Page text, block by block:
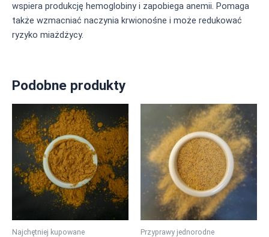
wspiera produkcję hemoglobiny i zapobiega anemii. Pomaga
także wzmacniać naczynia krwionośne i może redukować
ryzyko miażdżycy.
Podobne produkty
Najchętniej kupowane
Zakres
cen:
od
3,10 zł
do
11,20 zł
produkt
ma
wiele
wariantów.
Opcje
można
wybrać
Przyprawy jednorodne
Ten
produkt
ma
wiele
wariantów.
Opcje
można